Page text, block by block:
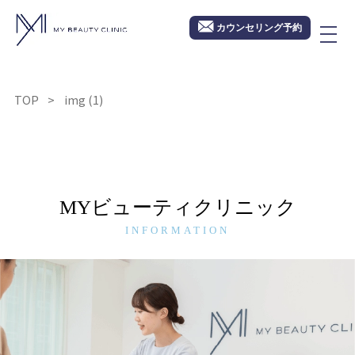
カウンセリング予約
TOP img (1)
MYビューティクリニック
INFORMATION